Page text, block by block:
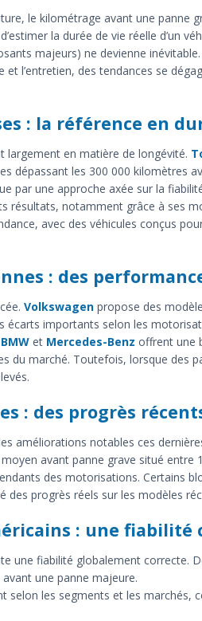
le kilométrage avant une panne
la durée de vie réelle d’un
majeurs) ne devienne inévitable.
et l’entretien, des tendances se
: la référence en
largement en matière de longévité.
dépassant les 300 000 kilomètres
par une approche axée sur la
résultats, notamment grâce à ses
avec des véhicules conçus
: des
Volkswagen propose des
écarts importants selon les
BMW et Mercedes-Benz offrent une
du marché. Toutefois, lorsque des
: des progrès
améliorations notables ces
avant panne grave situé entre
des motorisations. Certains
des progrès réels sur les modèles
: une fiabilité
une fiabilité globalement correcte.
une panne majeure.
selon les segments et les marchés,